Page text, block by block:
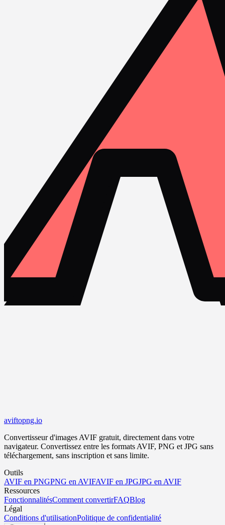
aviftopng.io
Convertisseur d'images AVIF gratuit, directement dans votre
navigateur. Convertissez entre les formats AVIF, PNG et JPG sans
téléchargement, sans inscription et sans limite.
Outils
AVIF en PNGPNG en AVIFAVIF en JPGJPG en AVIF
Ressources
FonctionnalitésComment convertirFAQBlog
Légal
Conditions d'utilisationPolitique de confidentialité